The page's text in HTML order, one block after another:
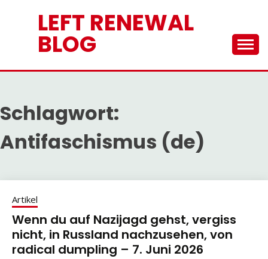
LEFT RENEWAL
BLOG
Schlagwort:
Antifaschismus (de)
Artikel
Wenn du auf Nazijagd gehst, vergiss
nicht, in Russland nachzusehen, von
radical dumpling – 7. Juni 2026